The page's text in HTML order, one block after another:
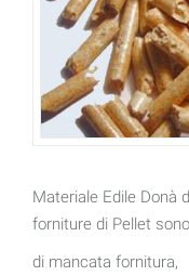
Materiale Edile Donà
forniture di Pellet
di mancata fornitura,